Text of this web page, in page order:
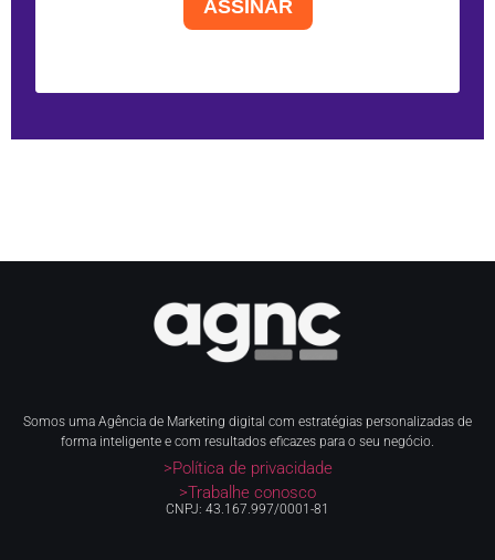
ASSINAR
Somos uma Agência de Marketing digital com estratégias personalizadas de
forma inteligente e com resultados eficazes para o seu negócio.
>Política de privacidade
>Trabalhe conosco
CNPJ: 43.167.997/0001-81